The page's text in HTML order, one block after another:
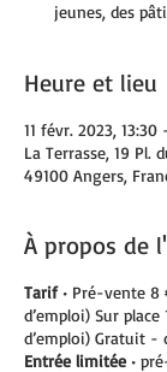
jeunes, des
Heure et lieu
11 févr. 2023, 13:30
La Terrasse, 19 Pl.
49100 Angers,
À propos de
Tarif • Pré-vente 8
d’emploi) Sur
d’emploi) Gratuit -
Entrée limitée•